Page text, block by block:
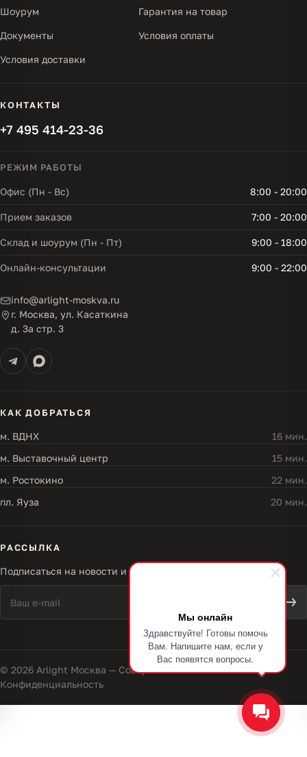
Мы онлайн
Здравствуйте! Готовы помочь
Вам. Напишите нам, если у
Вас появятся вопросы.
Шоурум Гарантия на товар
Документы Условия оплаты
Условия доставки
КОНТАКТЫ
+7 495 414-23-36
РЕЖИМ РАБОТЫ
Офис (Пн - Вс) 8:00 - 20:00
Прием заказов 7:00 - 20:00
Склад и шоурум (Пн - Пт) 9:00 - 18:00
Онлайн-консультации 9:00 - 22:00
info@arlight-moskva.ru
г. Москва, ул. Касаткина
д. 3а стр. 3
КАК ДОБРАТЬСЯ
м. ВДНХ
16 мин.
м. Выставочный центр
15 мин.
м. Ростокино
22 мин.
пл. Яуза
20 мин.
РАССЫЛКА
Подписаться на новости и акции
© 2026 Arlight Москва — Совершенство света
Конфиденциальность